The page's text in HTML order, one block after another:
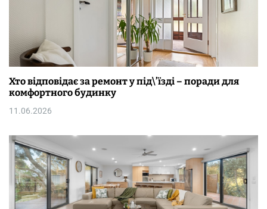
Хто відповідає за ремонт у під\’їзді – поради для
комфортного будинку
11.06.2026